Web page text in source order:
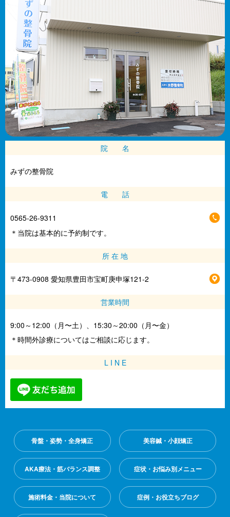
院 名
みずの整骨院
電 話
0565-26-9311
＊当院は基本的に予約制です。
所 在 地
〒473-0908 愛知県豊田市宝町庚申塚121-2
営業時間
9:00～12:00（月〜土）、15:30～20:00（月〜金）
＊時間外診療についてはご相談に応じます。
L I N E
骨盤・姿勢・全身矯正 美容鍼・小顔矯正
AKA療法・筋バランス調整 症状・お悩み別メニュー
施術料金・当院について 症例・お役立ちブログ